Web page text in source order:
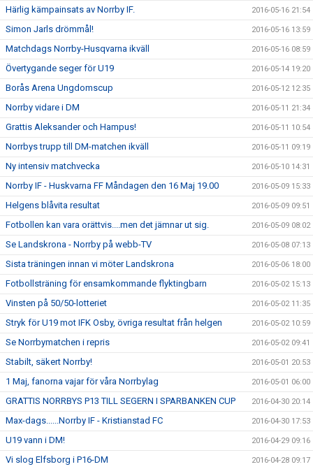
Härlig kämpainsats av Norrby IF. 2016-05-16 21:54
Simon Jarls drömmål! 2016-05-16 13:59
Matchdags Norrby-Husqvarna ikväll 2016-05-16 08:59
Övertygande seger för U19 2016-05-14 19:20
Borås Arena Ungdomscup 2016-05-12 12:35
Norrby vidare i DM 2016-05-11 21:34
Grattis Aleksander och Hampus! 2016-05-11 10:54
Norrbys trupp till DM-matchen ikväll 2016-05-11 09:19
Ny intensiv matchvecka 2016-05-10 14:31
Norrby IF - Huskvarna FF Måndagen den 16 Maj 19.00 2016-05-09 15:33
Helgens blåvita resultat 2016-05-09 09:51
Fotbollen kan vara orättvis....men det jämnar ut sig. 2016-05-09 08:02
Se Landskrona - Norrby på webb-TV 2016-05-08 07:13
Sista träningen innan vi möter Landskrona 2016-05-06 18:00
Fotbollsträning för ensamkommande flyktingbarn 2016-05-02 15:13
Vinsten på 50/50-lotteriet 2016-05-02 11:35
Stryk för U19 mot IFK Osby, övriga resultat från helgen 2016-05-02 10:59
Se Norrbymatchen i repris 2016-05-02 09:41
Stabilt, säkert Norrby! 2016-05-01 20:53
1 Maj, fanorna vajar för våra Norrbylag 2016-05-01 06:00
GRATTIS NORRBYS P13 TILL SEGERN I SPARBANKEN CUP 2016-04-30 20:14
Max-dags......Norrby IF - Kristianstad FC 2016-04-30 17:53
U19 vann i DM! 2016-04-29 09:16
Vi slog Elfsborg i P16-DM 2016-04-28 09:17